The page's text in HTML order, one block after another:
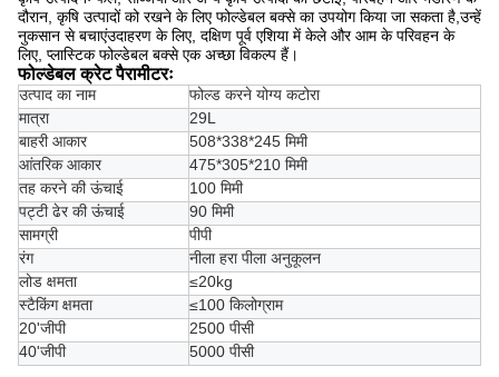
दौरान, कृषि उत्पादों को रखने के लिए फोल्डेबल बक्से का उपयोग किया जा सकता है,उन्हें
नुकसान से बचाएंउदाहरण के लिए, दक्षिण पूर्व एशिया में केले और आम के परिवहन के
लिए, प्लास्टिक फोल्डेबल बक्से एक अच्छा विकल्प हैं।
फोल्डेबल क्रेट पैरामीटरः
उत्पाद का नाम
फोल्ड करने योग्य कटोरा
मात्रा
29L
बाहरी आकार
508*338*245 मिमी
आंतरिक आकार
475*305*210 मिमी
तह करने की ऊंचाई
100 मिमी
पट्टी ढेर की ऊंचाई
90 मिमी
सामग्री
पीपी
रंग
नीला हरा पीला अनुकूलन
लोड क्षमता
≤20kg
स्टैकिंग क्षमता
≤100 किलोग्राम
20'जीपी
2500 पीसी
40'जीपी
5000 पीसी